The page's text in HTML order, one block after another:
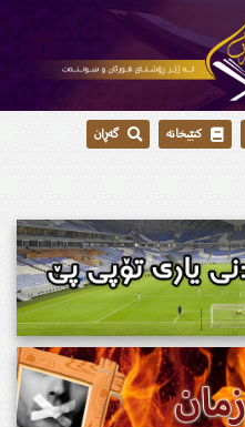
کتێبخانە
گەڕان